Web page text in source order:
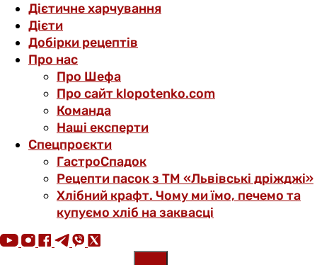
Дієтичне харчування
Дієти
Добірки рецептів
Про нас
Про Шефа
Про сайт klopotenko.com
Команда
Наші експерти
Спецпроєкти
ГастроСпадок
Рецепти пасок з ТМ «Львівські дріжджі»
Хлібний крафт. Чому ми їмо, печемо та
купуємо хліб на заквасці